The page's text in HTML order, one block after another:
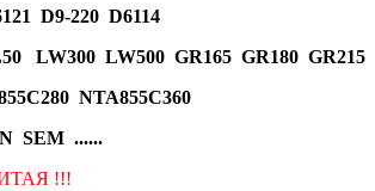
D9-220 D6114
LW300 LW500 GR165 GR180 GR215
NTA855C360
SEM ......
!!!